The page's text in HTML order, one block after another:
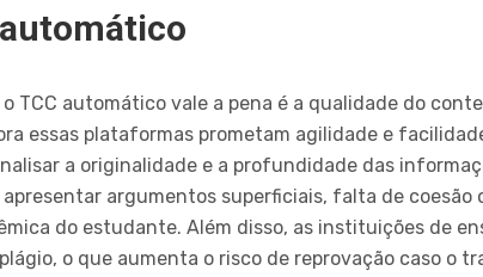
TCC automático vale a pena é a qualidade do
essas plataformas prometam agilidade e
a originalidade e a profundidade das
argumentos superficiais, falta de coesão
do estudante. Além disso, as instituições de
o que aumenta o risco de reprovação caso o